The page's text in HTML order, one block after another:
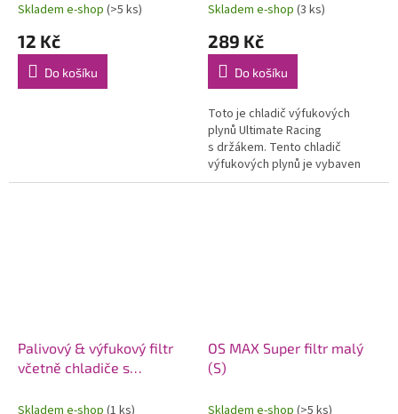
Skladem e-shop (>5 ks)
12 Kč
Do košíku
Skladem e-shop (3 ks)
289 Kč
Do košíku
Toto je chladič výfukových
plynů Ultimate Racing
s držákem. Tento chladič
výfukových plynů je vybaven
žebry chladiče, které pomáhají
Palivový & výfukový filtr
včetně chladiče s
Skladem e-shop (1 ks)
OS MAX Super filtr malý
(S)
Skladem e-shop (>5 ks)